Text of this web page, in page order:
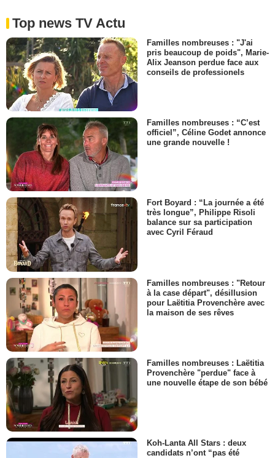
Top news TV Actu
Familles nombreuses : "J'ai
pris beaucoup de poids", Marie-
Alix Jeanson perdue face aux
conseils de professionels
Familles nombreuses : “C’est
officiel”, Céline Godet annonce
une grande nouvelle !
Fort Boyard : “La journée a été
très longue”, Philippe Risoli
balance sur sa participation
avec Cyril Féraud
Familles nombreuses : "Retour
à la case départ", désillusion
pour Laëtitia Provenchère avec
la maison de ses rêves
Familles nombreuses : Laëtitia
Provenchère "perdue" face à
une nouvelle étape de son bébé
Koh-Lanta All Stars : deux
candidats n’ont “pas été